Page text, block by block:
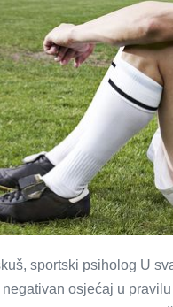
sportski psiholog U
negativan osjećaj u